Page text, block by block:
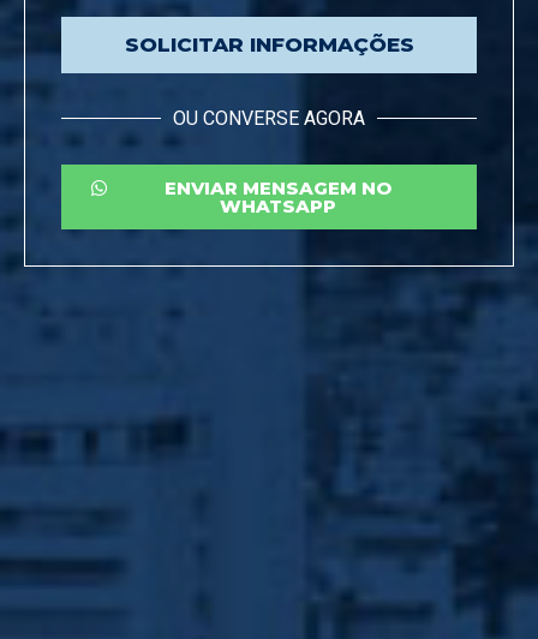
SOLICITAR INFORMAÇÕES
OU CONVERSE AGORA
ENVIAR MENSAGEM NO
WHATSAPP